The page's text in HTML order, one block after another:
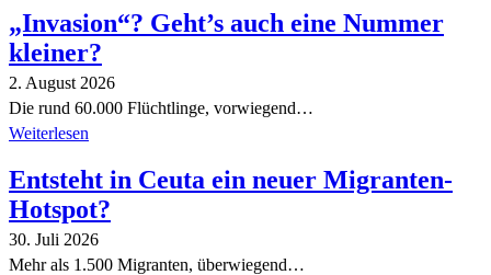
„Invasion“? Geht’s auch eine Nummer
kleiner?
2. August 2026
Die rund 60.000 Flüchtlinge, vorwiegend…
Weiterlesen
Entsteht in Ceuta ein neuer Migranten-
Hotspot?
30. Juli 2026
Mehr als 1.500 Migranten, überwiegend…